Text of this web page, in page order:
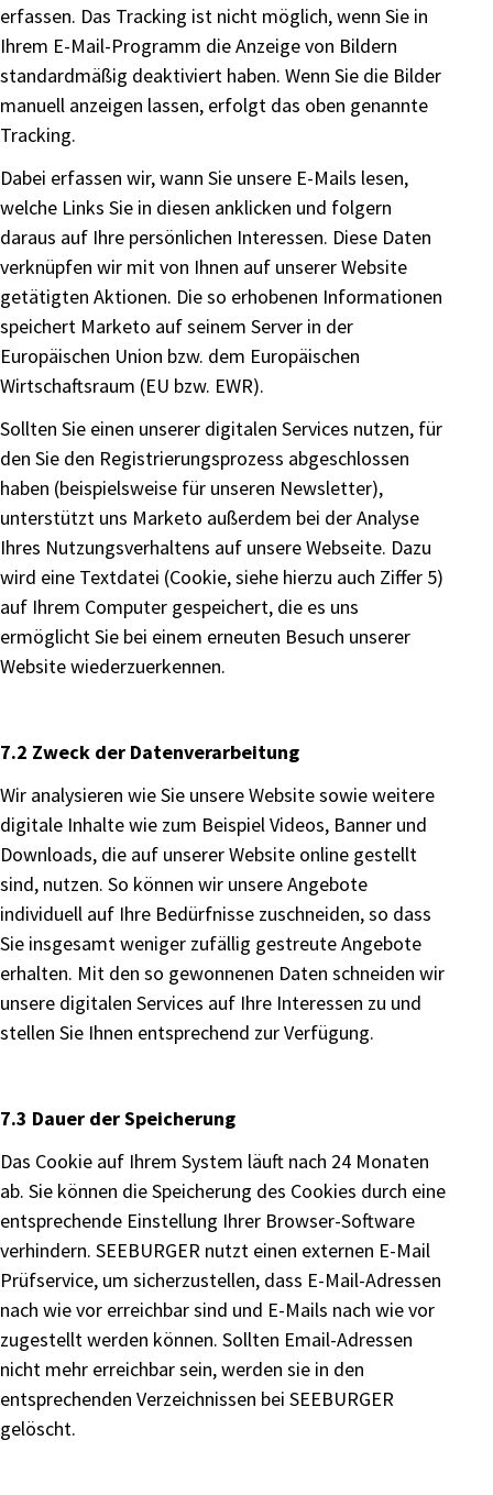
erfassen. Das Tracking ist nicht möglich, wenn Sie in
Ihrem E-Mail-Programm die Anzeige von Bildern
standardmäßig deaktiviert haben. Wenn Sie die Bilder
manuell anzeigen lassen, erfolgt das oben genannte
Tracking.
Dabei erfassen wir, wann Sie unsere E-Mails lesen,
welche Links Sie in diesen anklicken und folgern
daraus auf Ihre persönlichen Interessen. Diese Daten
verknüpfen wir mit von Ihnen auf unserer Website
getätigten Aktionen. Die so erhobenen Informationen
speichert Marketo auf seinem Server in der
Europäischen Union bzw. dem Europäischen
Wirtschaftsraum (EU bzw. EWR).
Sollten Sie einen unserer digitalen Services nutzen, für
den Sie den Registrierungsprozess abgeschlossen
haben (beispielsweise für unseren Newsletter),
unterstützt uns Marketo außerdem bei der Analyse
Ihres Nutzungsverhaltens auf unsere Webseite. Dazu
wird eine Textdatei (Cookie, siehe hierzu auch Ziffer 5)
auf Ihrem Computer gespeichert, die es uns
ermöglicht Sie bei einem erneuten Besuch unserer
Website wiederzuerkennen.
7.2 Zweck der Datenverarbeitung
Wir analysieren wie Sie unsere Website sowie weitere
digitale Inhalte wie zum Beispiel Videos, Banner und
Downloads, die auf unserer Website online gestellt
sind, nutzen. So können wir unsere Angebote
individuell auf Ihre Bedürfnisse zuschneiden, so dass
Sie insgesamt weniger zufällig gestreute Angebote
erhalten. Mit den so gewonnenen Daten schneiden wir
unsere digitalen Services auf Ihre Interessen zu und
stellen Sie Ihnen entsprechend zur Verfügung.
7.3 Dauer der Speicherung
Das Cookie auf Ihrem System läuft nach 24 Monaten
ab. Sie können die Speicherung des Cookies durch eine
entsprechende Einstellung Ihrer Browser-Software
verhindern. SEEBURGER nutzt einen externen E-Mail
Prüfservice, um sicherzustellen, dass E-Mail-Adressen
nach wie vor erreichbar sind und E-Mails nach wie vor
zugestellt werden können. Sollten Email-Adressen
nicht mehr erreichbar sein, werden sie in den
entsprechenden Verzeichnissen bei SEEBURGER
gelöscht.